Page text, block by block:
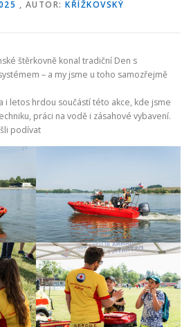
, AUTOR: KŘÍŽKOVSKÝ
štěrkovně konal tradiční Den s
– a my jsme u toho samozřejmě
i letos hrdou součástí této akce, kde jsme
práci na vodě i zásahové vybavení.
podívat